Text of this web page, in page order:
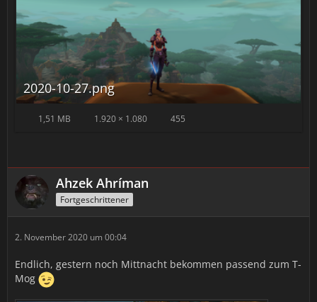
2020-10-27.png
1,51 MB 1.920 × 1.080 455
Ahzek Ahríman
Fortgeschrittener
2. November 2020 um 00:04
Endlich, gestern noch Mittnacht bekommen passend zum T-
Mog